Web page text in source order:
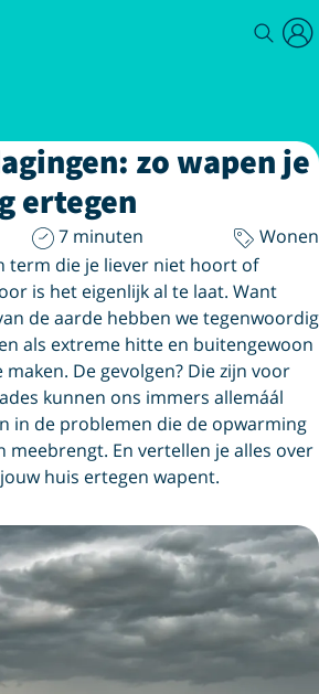
je jouw woning ertegen
zo wapen je
ertegen
7 minuten
Wonen
term die je liever niet hoort of
is het eigenlijk al te laat. Want
de aarde hebben we tegenwoordig
als extreme hitte en buitengewoon
De gevolgen? Die zijn voor
kunnen ons immers allemáál
in de problemen die de opwarming
meebrengt. En vertellen je alles over
huis ertegen wapent.